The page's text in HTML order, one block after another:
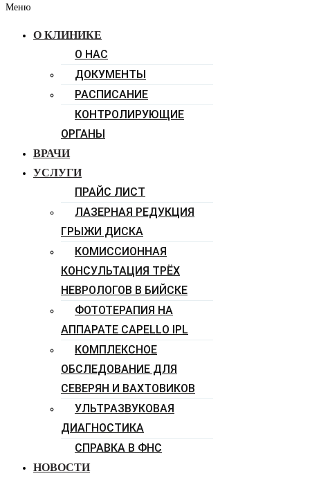
Меню
О КЛИНИКЕ
О НАС
ДОКУМЕНТЫ
РАСПИСАНИЕ
КОНТРОЛИРУЮЩИЕ
ОРГАНЫ
ВРАЧИ
УСЛУГИ
ПРАЙС ЛИСТ
ЛАЗЕРНАЯ РЕДУКЦИЯ
ГРЫЖИ ДИСКА
КОМИССИОННАЯ
КОНСУЛЬТАЦИЯ ТРЁХ
НЕВРОЛОГОВ В БИЙСКЕ
ФОТОТЕРАПИЯ НА
АППАРАТЕ CAPELLO IPL
КОМПЛЕКСНОЕ
ОБСЛЕДОВАНИЕ ДЛЯ
СЕВЕРЯН И ВАХТОВИКОВ
УЛЬТРАЗВУКОВАЯ
ДИАГНОСТИКА
СПРАВКА В ФНС
НОВОСТИ